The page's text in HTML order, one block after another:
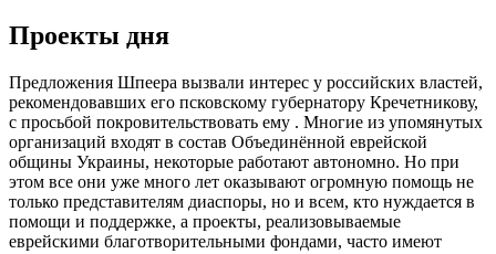
Проекты дня
Предложения Шпеера вызвали интерес у российских властей,
рекомендовавших его псковскому губернатору Кречетникову,
с просьбой покровительствовать ему . Многие из упомянутых
организаций входят в состав Объединённой еврейской
общины Украины, некоторые работают автономно. Но при
этом все они уже много лет оказывают огромную помощь не
только представителям диаспоры, но и всем, кто нуждается в
помощи и поддержке, а проекты, реализовываемые
еврейскими благотворительными фондами, часто имеют